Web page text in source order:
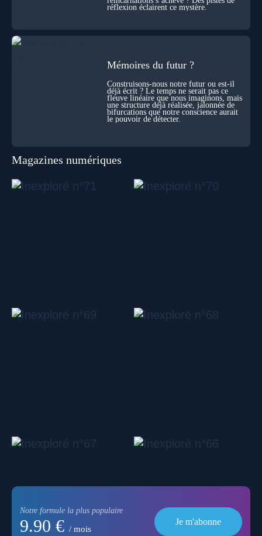
réflexion éclairent ce mystère.
Mémoires du futur ?
Construisons-nous notre futur ou est-il
déjà écrit ? Le temps ne serait pas ce
fleuve linéaire que nous imaginons, mais
une structure déjà réalisée, jalonnée de
bifurcations que notre conscience aurait
le pouvoir de détecter.
Magazines numériques
Notre formule la plus populaire
9.90 € / mois
Je m'abonne